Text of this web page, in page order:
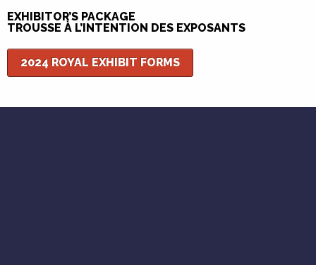
EXHIBITOR’S PACKAGE
TROUSSE À L’INTENTION DES EXPOSANTS
2024 ROYAL EXHIBIT FORMS